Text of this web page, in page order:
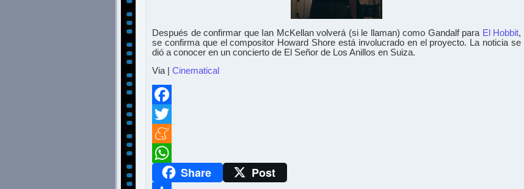
Después de confirmar que Ian McKellan volverá (si le llaman) como Gandalf para El Hobbit,
se confirma que el compositor Howard Shore está involucrado en el proyecto. La noticia se
dió a conocer en un concierto de El Señor de Los Anillos en Suiza.
Via | Cinematical
Facebook
Twitter
Meneame
WhatsAppShare Post